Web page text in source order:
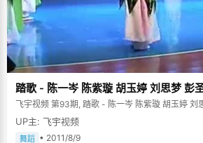
踏歌 - 陈一岑 陈紫璇 胡玉婷 刘思梦 彭
飞宇视频 第93期, 踏歌 - 陈一岑 陈紫璇 胡玉婷 刘
UP主: 飞宇视频
舞蹈 • 2011/8/9